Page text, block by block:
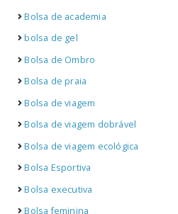
Bolsa de academia
bolsa de gel
Bolsa de Ombro
Bolsa de praia
Bolsa de viagem
Bolsa de viagem dobrável
Bolsa de viagem ecológica
Bolsa Esportiva
Bolsa executiva
Bolsa feminina